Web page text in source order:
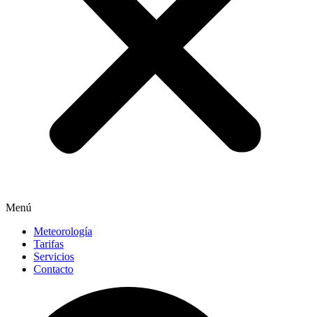
Menú
Meteorología
Tarifas
Servicios
Contacto